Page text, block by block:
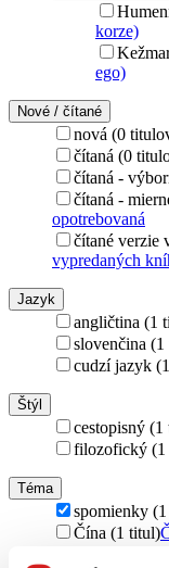
korze)
ego)
Nové / čítané
nová (0
čítaná (0
čítaná -
čítaná -
opotrebovaná
čítané verzie
vypredaných
Jazyk
angličtina (1
slovenčina
cudzí jazyk
Štýl
cestopisný (1
filozofický (1
Téma
spomienky
Čína (1 titul)